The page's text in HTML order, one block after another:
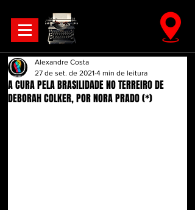
A CURA PELA BRASILIDADE NO TERREIRO DE
DEBORAH COLKER, POR NORA PRADO (*)
Alexandre Costa
27 de set. de 2021 4 min de leitura